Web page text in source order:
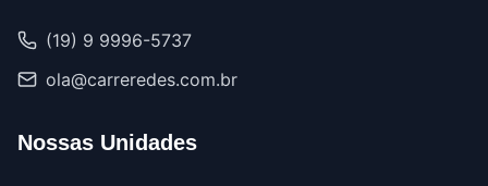
(19) 9 9996-5737
ola@carreredes.com.br
Nossas Unidades